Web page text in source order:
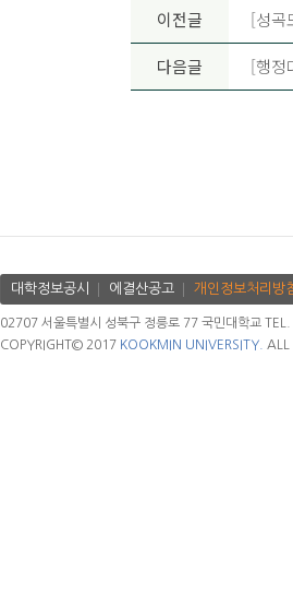
이전글 [성곡
다음글 [행정
대학정보공시 에결산공고 개인정보처리방
02707 서울특별시 성북구 정릉로 77 국민대학교
COPYRIGHT© 2017 KOOKMIN UNIVERSITY. ALL